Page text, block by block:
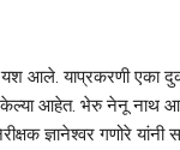
यश आले. याप्रकरणी एका
केल्या आहेत. भेरु नेनू नाथ
ज्ञानेश्‍वर गणोरे यांनी